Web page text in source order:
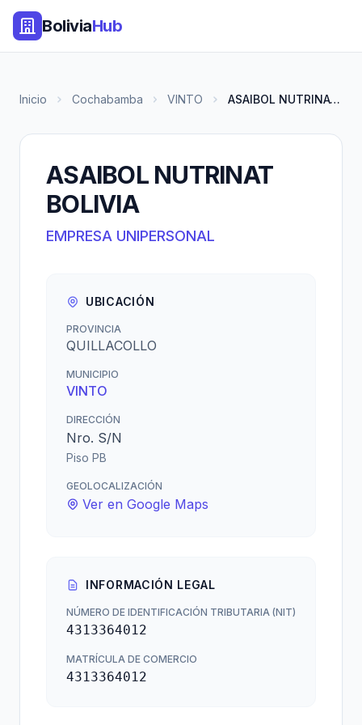
BoliviaHub
Inicio Cochabamba VINTO ASAIBOL NUTRINAT BOLIVIA
ASAIBOL NUTRINAT
BOLIVIA
EMPRESA UNIPERSONAL
UBICACIÓN
PROVINCIA
QUILLACOLLO
MUNICIPIO
VINTO
DIRECCIÓN
Nro. S/N
Piso PB
GEOLOCALIZACIÓN
Ver en Google Maps
INFORMACIÓN LEGAL
NÚMERO DE IDENTIFICACIÓN TRIBUTARIA (NIT)
4313364012
MATRÍCULA DE COMERCIO
4313364012